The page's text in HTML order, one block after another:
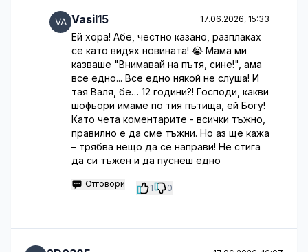
Vasil15 17.06.2026, 15:33
Ей хора! Абе, честно казано, разплаках
се като видях новината! 😭 Мама ми
казваше "Внимавай на пътя, сине!", ама
все едно... Все едно някой не слуша! И
тая Валя, бе… 12 години?! Господи, какви
шофьори имаме по тия пътища, ей Богу!
Като чета коментарите - всички тъжно,
правилно е да сме тъжни. Но аз ще кажа
– трябва нещо да се направи! Не стига
да си тъжен и да пуснеш едно
Отговори 1 0